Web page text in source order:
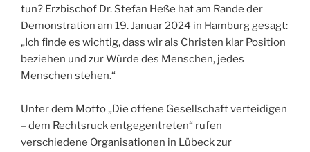
tun? Erzbischof Dr. Stefan Heße hat am Rande der
Demonstration am 19. Januar 2024 in Hamburg gesagt:
„Ich finde es wichtig, dass wir als Christen klar Position
beziehen und zur Würde des Menschen, jedes
Menschen stehen.“
Unter dem Motto „Die offene Gesellschaft verteidigen
– dem Rechtsruck entgegentreten“ rufen
verschiedene Organisationen in Lübeck zur